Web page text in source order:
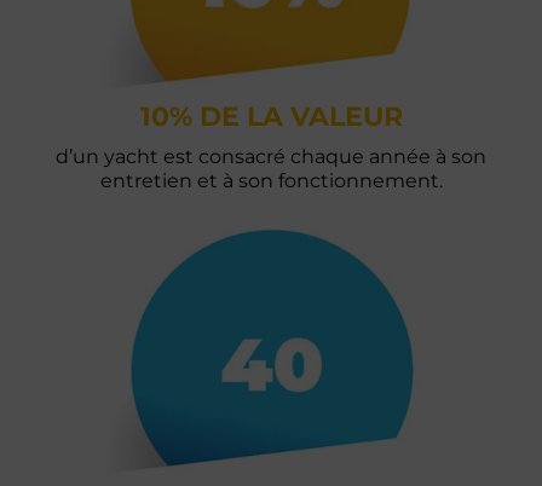
10% DE LA VALEUR
d’un yacht est consacré chaque année à son
entretien et à son fonctionnement.